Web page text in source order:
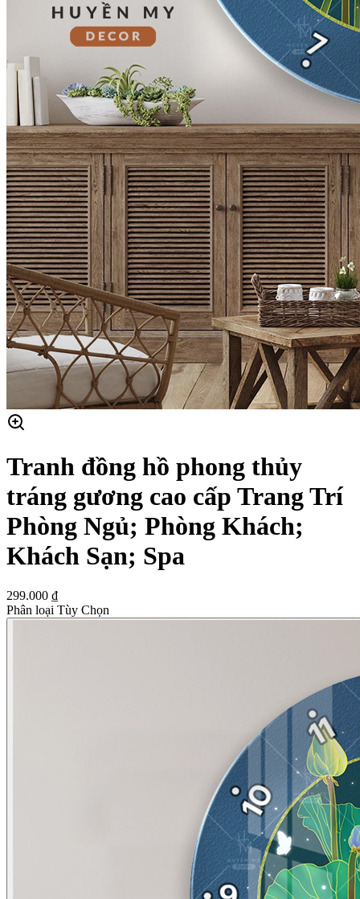
Tranh đồng hồ phong thủy
tráng gương cao cấp Trang Trí
Phòng Ngủ; Phòng Khách;
Khách Sạn; Spa
299.000 ₫
Phân loại Tùy Chọn